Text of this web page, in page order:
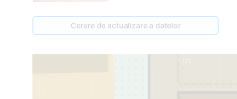
Cerere de actualizare a datelor
5